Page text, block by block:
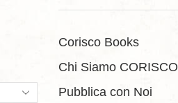
Corisco Books
Chi Siamo CORISCO
Pubblica con Noi